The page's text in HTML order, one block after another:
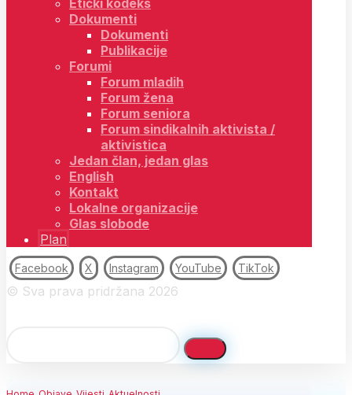
Etički kodeks
Dokumenti
Dokumenti
Publikacije
Forumi
Forum mladih
Forum žena
Forum seniora
Forum sindikalnih aktivista /
aktivistica
Jedan član, jedan glas
English
Kontakt
Lokalne organizacije
Glas slobode
Plan
Facebook X Instagram YouTube TikTok
© Sva prava pridržana 2026